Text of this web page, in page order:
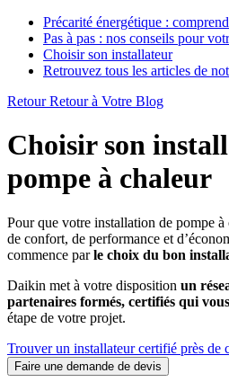
Précarité énergétique :
Pas à pas : nos conseils pour
Choisir son installateur
Retrouvez tous les articles de
Retour Retour à Votre Blog
Choisir son
pompe à chaleur
Pour que votre installation de pompe à
de confort, de performance et
commence parle choix du bon
Daikin met à votre disposition un
partenaires formés, certifiés qui
étape de votre projet.
Trouver un installateur certifié près de
Faire une demande de devis